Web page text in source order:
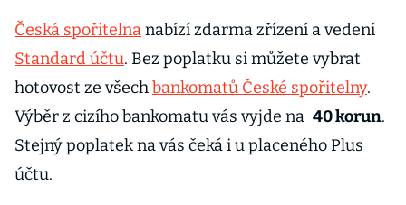
Česká spořitelnanabízí zdarma zřízení a vedení
Standard účtu. Bez poplatku si můžete vybrat
hotovost ze všechbankomatů České spořitelny.
Výběr z cizího bankomatu vás vyjde na 40 korun.
Stejný poplatek na vás čeká i u placeného Plus
účtu.